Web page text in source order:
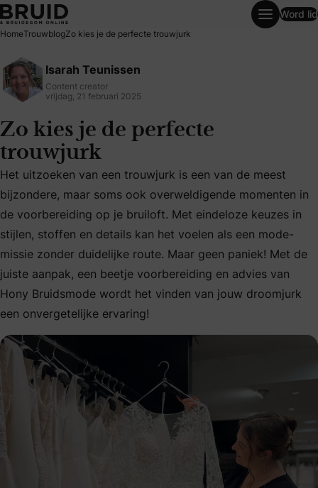
Zo kies je de perfecte trouwjurk
Word lid
HomeTrouwblogZo kies je de perfecte trouwjurk
Isarah Teunissen
Content creator
vrijdag, 21 februari 2025
Zo kies je de perfecte
trouwjurk
Het uitzoeken van een trouwjurk is een van de meest
Het uitzoeken van een trouwjurk is een van de meest
bijzondere, maar soms ook overweldigende momenten in
de voorbereiding op je bruiloft. Met eindeloze keuzes in
stijlen, stoffen en details kan het voelen als een mode-
missie zonder duidelijke route. Maar geen paniek! Met de
juiste aanpak, een beetje voorbereiding en advies van
Hony Bruidsmode wordt het vinden van jouw droomjurk
een onvergetelijke ervaring!